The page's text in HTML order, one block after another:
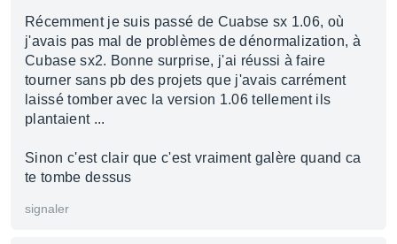
Récemment je suis passé de Cuabse sx 1.06, où
j'avais pas mal de problèmes de dénormalization, à
Cubase sx2. Bonne surprise, j'ai réussi à faire
tourner sans pb des projets que j'avais carrément
laissé tomber avec la version 1.06 tellement ils
plantaient ...
Sinon c'est clair que c'est vraiment galère quand ca
te tombe dessus
signaler